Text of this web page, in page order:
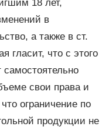
18 лет,
в
а также в ст.
гласит, что с этого
самостоятельно
свои права и
ограничение по
продукции не